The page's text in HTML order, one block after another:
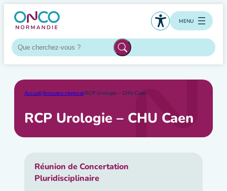
Aller
contenu
MENU
Accueil/Annuaire régional/RCP Urologie – CHU Caen
RCP Urologie – CHU Caen
Réunion de Concertation
Pluridisciplinaire